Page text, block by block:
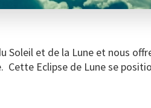
et de la Lune et nous
Eclipse de Lune se